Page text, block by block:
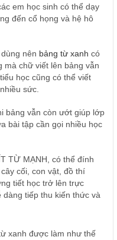
em học sinh có thể dạy
đến cổ họng và hệ hô
nên bảng từ xanh có
mà chữ viết lên bảng vẫn
học cũng có thể viết
sức.
bảng vẫn còn ướt giúp lớp
bài tập cần gọi nhiều học
TỪ MẠNH, có thể đính
cối, con vật, đồ thí
tiết học trở lên trực
tiếp thu kiến thức và
xanh được làm như thế